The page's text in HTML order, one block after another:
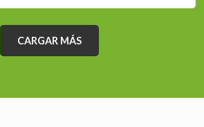
CARGAR MÁS